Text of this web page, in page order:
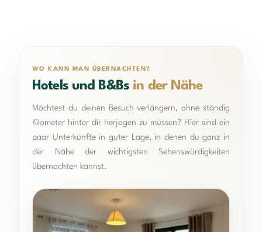
WO KANN MAN ÜBERNACHTEN?
Hotels und B&Bs in der Nähe
Möchtest du deinen Besuch verlängern, ohne ständig
Kilometer hinter dir herjagen zu müssen? Hier sind ein
paar Unterkünfte in guter Lage, in denen du ganz in
der Nähe der wichtigsten Sehenswürdigkeiten
übernachten kannst.